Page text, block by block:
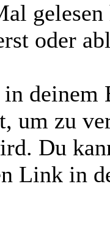
oder
deinem
um zu
Du
Link in